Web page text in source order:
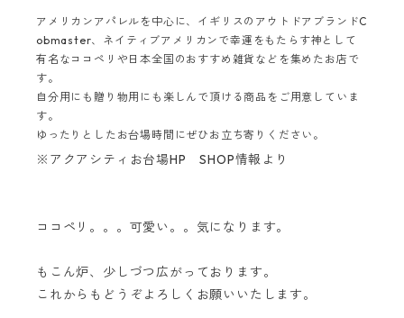
アメリカンアパレルを中心に、イギリスのアウトドアブランドC
obmaster、ネイティブアメリカンで幸運をもたらす神として
有名なココペリや日本全国のおすすめ雑貨などを集めたお店で
す。
自分用にも贈り物用にも楽しんで頂ける商品をご用意していま
す。
ゆったりとしたお台場時間にぜひお立ち寄りください。
※アクアシティお台場HP SHOP情報より
ココペリ。。。可愛い。。気になります。
もこん炉、少しづつ広がっております。
これからもどうぞよろしくお願いいたします。